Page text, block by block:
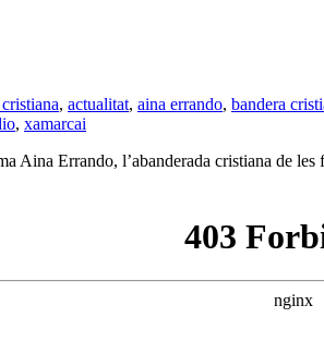
, actualitat, aina errando, bandera
, xamarcai
Aina Errando, l’abanderada cristiana de